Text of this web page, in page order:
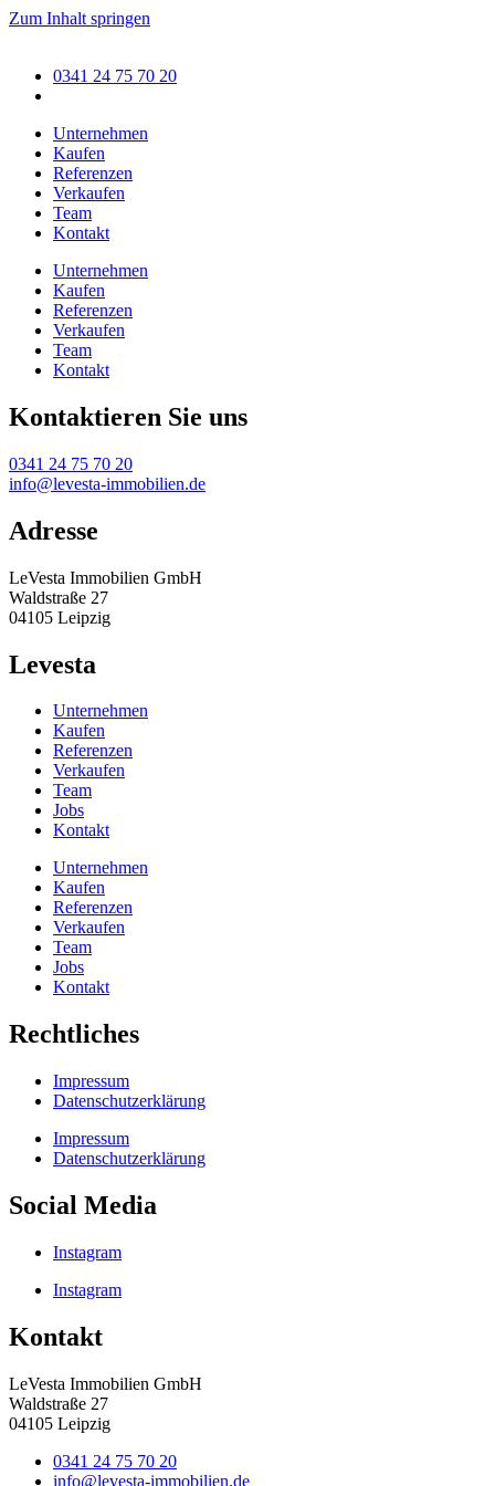
Zum Inhalt springen
0341 24 75 70 20
Unternehmen
Kaufen
Referenzen
Verkaufen
Team
Kontakt
Unternehmen
Kaufen
Referenzen
Verkaufen
Team
Kontakt
Kontaktieren Sie uns
0341 24 75 70 20
info@levesta-immobilien.de
Adresse
LeVesta Immobilien GmbH
Waldstraße 27
04105 Leipzig
Levesta
Unternehmen
Kaufen
Referenzen
Verkaufen
Team
Jobs
Kontakt
Unternehmen
Kaufen
Referenzen
Verkaufen
Team
Jobs
Kontakt
Rechtliches
Impressum
Datenschutzerklärung
Impressum
Datenschutzerklärung
Social Media
Instagram
Instagram
Kontakt
LeVesta Immobilien GmbH
Waldstraße 27
04105 Leipzig
0341 24 75 70 20
info@levesta-immobilien.de